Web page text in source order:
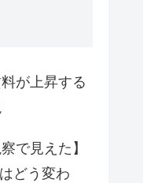
が上昇する
で見えた】
どう変わ